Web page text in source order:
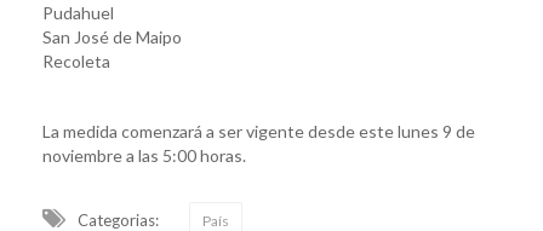
Pudahuel
San José de Maipo
Recoleta
La medida comenzará a ser vigente desde este lunes 9 de
noviembre a las 5:00 horas.
Categorias: País